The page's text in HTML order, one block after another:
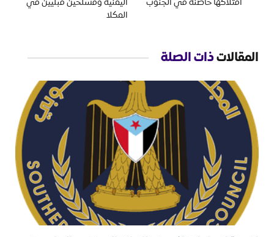
امتلاكها حاضنة في الجنوب
اليمنية ومسلحين قبليين في
المكلا
المقالاتذات الصلة